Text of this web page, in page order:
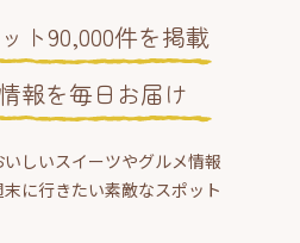
ト90,000件を掲載
報を毎日お届け
しいスイーツやグルメ情報
に行きたい素敵なスポット